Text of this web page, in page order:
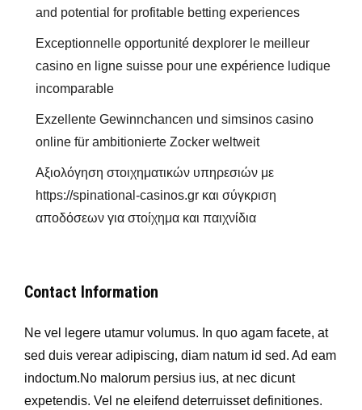
and potential for profitable betting experiences
Exceptionnelle opportunité dexplorer le meilleur
casino en ligne suisse pour une expérience ludique
incomparable
Exzellente Gewinnchancen und simsinos casino
online für ambitionierte Zocker weltweit
Αξιολόγηση στοιχηματικών υπηρεσιών με
https://spinational-casinos.gr και σύγκριση
αποδόσεων για στοίχημα και παιχνίδια
Contact Information
Ne vel legere utamur volumus. In quo agam facete, at
sed duis verear adipiscing, diam natum id sed. Ad eam
indoctum.No malorum persius ius, at nec dicunt
expetendis. Vel ne eleifend deterruisset definitiones.